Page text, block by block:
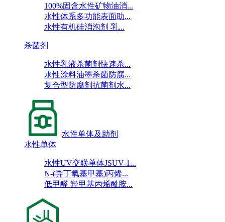
100%固含水性矿物油消...
水性体系多功能表面助...
水性有机硅消泡剂 乳...
杀菌剂
水性乳液杀菌剂快速杀...
水性涂料油墨杀菌防腐...
复合型防腐剂抗菌剂水...
水性单体及助剂
水性单体
水性UV交联单体JSUV-1...
N-(异丁氧基甲基)丙烯...
低甲醛 羟甲基丙烯酰胺...